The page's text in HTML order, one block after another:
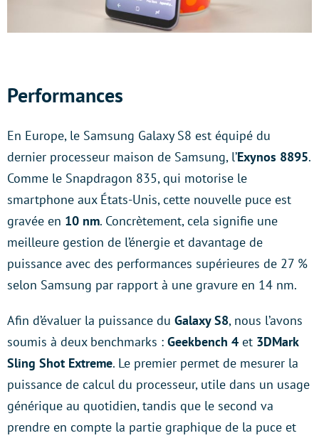
Performances
En Europe, le Samsung Galaxy S8 est équipé du
dernier processeur maison de Samsung, l’Exynos 8895.
Comme le Snapdragon 835, qui motorise le
smartphone aux États-Unis, cette nouvelle puce est
gravée en 10 nm. Concrètement, cela signifie une
meilleure gestion de l’énergie et davantage de
puissance avec des performances supérieures de 27 %
selon Samsung par rapport à une gravure en 14 nm.
Afin d’évaluer la puissance du Galaxy S8, nous l’avons
soumis à deux benchmarks : Geekbench 4 et 3DMark
Sling Shot Extreme. Le premier permet de mesurer la
puissance de calcul du processeur, utile dans un usage
générique au quotidien, tandis que le second va
prendre en compte la partie graphique de la puce et